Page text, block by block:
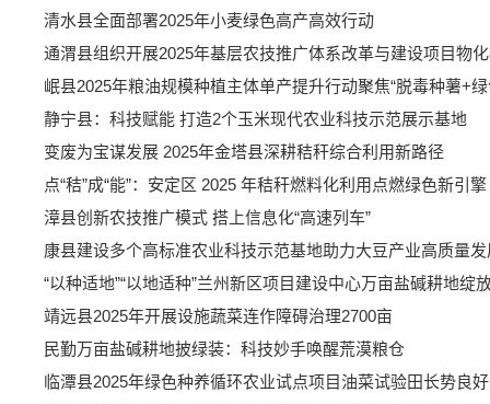
清水县全面部署2025年小麦绿色高产高效行动
通渭县组织开展2025年基层农技推广体系改革与建设项目物
岷县2025年粮油规模种植主体单产提升行动聚焦“脱毒种薯+
静宁县：科技赋能 打造2个玉米现代农业科技示范展示基地
变废为宝谋发展 2025年金塔县深耕秸秆综合利用新路径
点“秸”成“能”：安定区 2025 年秸秆燃料化利用点燃绿色新引擎
漳县创新农技推广模式 搭上信息化“高速列车”
康县建设多个高标准农业科技示范基地助力大豆产业高质量发
“以种适地”“以地适种”兰州新区项目建设中心万亩盐碱耕地绽
靖远县2025年开展设施蔬菜连作障碍治理2700亩
民勤万亩盐碱耕地披绿装：科技妙手唤醒荒漠粮仓
临潭县2025年绿色种养循环农业试点项目油菜试验田长势良好